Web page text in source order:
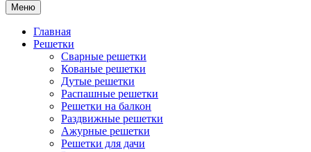
Меню
Главная
Решетки
Сварные решетки
Кованые решетки
Дутые решетки
Распашные решетки
Решетки на балкон
Раздвижные решетки
Ажурные решетки
Решетки для дачи